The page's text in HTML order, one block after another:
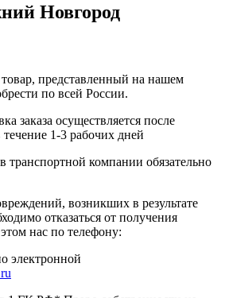
Новгород
представленный на нашем
по всей России.
заказа осуществляется после
1-3 рабочих дней
транспортной компании обязательно
возникших в результате
отказаться от получения
нас по телефону:
электронной